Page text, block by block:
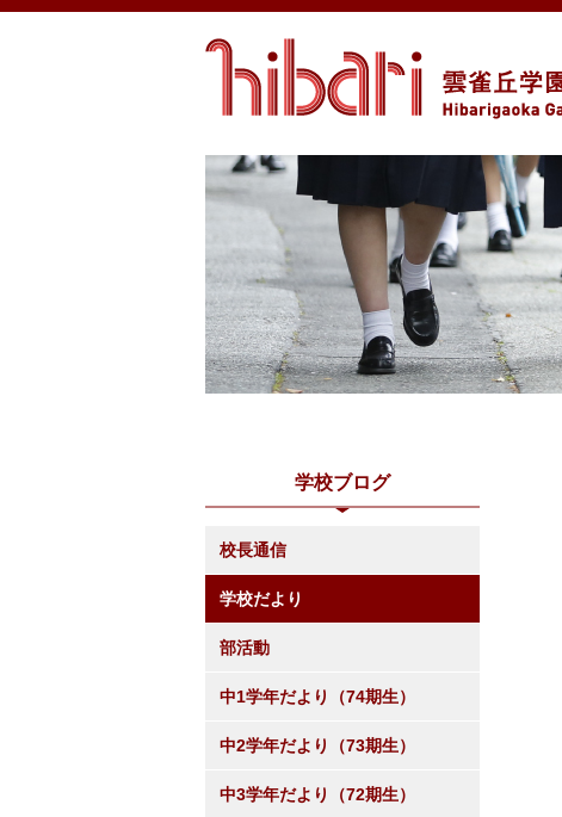
学校ブログ
校長通信
学校だより
部活動
中1学年だより（74期生）
中2学年だより（73期生）
中3学年だより（72期生）